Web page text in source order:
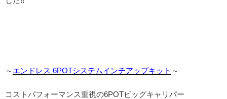
～ エンドレス 6POTシステムインチアップキット ～
コストパフォーマンス重視の6POTビッグキャリパー